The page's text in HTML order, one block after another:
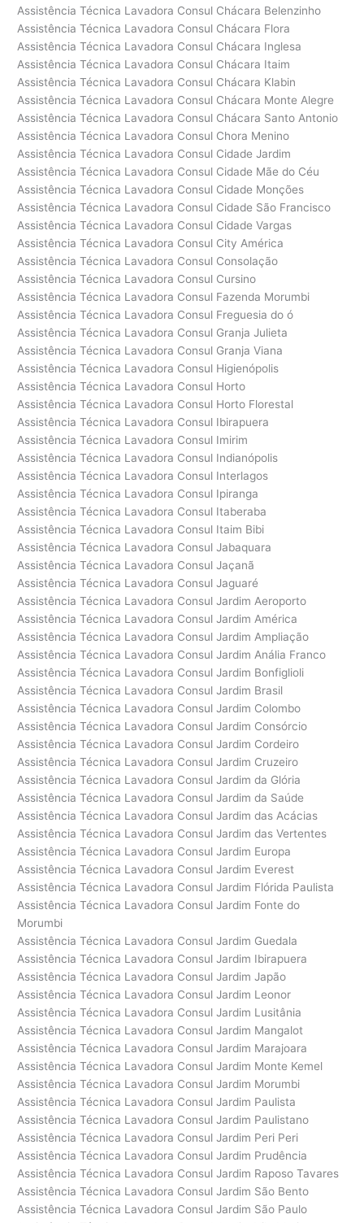
Assistência Técnica Lavadora Consul Chácara Belenzinho
Assistência Técnica Lavadora Consul Chácara Flora
Assistência Técnica Lavadora Consul Chácara Inglesa
Assistência Técnica Lavadora Consul Chácara Itaim
Assistência Técnica Lavadora Consul Chácara Klabin
Assistência Técnica Lavadora Consul Chácara Monte Alegre
Assistência Técnica Lavadora Consul Chácara Santo Antonio
Assistência Técnica Lavadora Consul Chora Menino
Assistência Técnica Lavadora Consul Cidade Jardim
Assistência Técnica Lavadora Consul Cidade Mãe do Céu
Assistência Técnica Lavadora Consul Cidade Monções
Assistência Técnica Lavadora Consul Cidade São Francisco
Assistência Técnica Lavadora Consul Cidade Vargas
Assistência Técnica Lavadora Consul City América
Assistência Técnica Lavadora Consul Consolação
Assistência Técnica Lavadora Consul Cursino
Assistência Técnica Lavadora Consul Fazenda Morumbi
Assistência Técnica Lavadora Consul Freguesia do ó
Assistência Técnica Lavadora Consul Granja Julieta
Assistência Técnica Lavadora Consul Granja Viana
Assistência Técnica Lavadora Consul Higienópolis
Assistência Técnica Lavadora Consul Horto
Assistência Técnica Lavadora Consul Horto Florestal
Assistência Técnica Lavadora Consul Ibirapuera
Assistência Técnica Lavadora Consul Imirim
Assistência Técnica Lavadora Consul Indianópolis
Assistência Técnica Lavadora Consul Interlagos
Assistência Técnica Lavadora Consul Ipiranga
Assistência Técnica Lavadora Consul Itaberaba
Assistência Técnica Lavadora Consul Itaim Bibi
Assistência Técnica Lavadora Consul Jabaquara
Assistência Técnica Lavadora Consul Jaçanã
Assistência Técnica Lavadora Consul Jaguaré
Assistência Técnica Lavadora Consul Jardim Aeroporto
Assistência Técnica Lavadora Consul Jardim América
Assistência Técnica Lavadora Consul Jardim Ampliação
Assistência Técnica Lavadora Consul Jardim Anália Franco
Assistência Técnica Lavadora Consul Jardim Bonfiglioli
Assistência Técnica Lavadora Consul Jardim Brasil
Assistência Técnica Lavadora Consul Jardim Colombo
Assistência Técnica Lavadora Consul Jardim Consórcio
Assistência Técnica Lavadora Consul Jardim Cordeiro
Assistência Técnica Lavadora Consul Jardim Cruzeiro
Assistência Técnica Lavadora Consul Jardim da Glória
Assistência Técnica Lavadora Consul Jardim da Saúde
Assistência Técnica Lavadora Consul Jardim das Acácias
Assistência Técnica Lavadora Consul Jardim das Vertentes
Assistência Técnica Lavadora Consul Jardim Europa
Assistência Técnica Lavadora Consul Jardim Everest
Assistência Técnica Lavadora Consul Jardim Flórida Paulista
Assistência Técnica Lavadora Consul Jardim Fonte do
Morumbi
Assistência Técnica Lavadora Consul Jardim Guedala
Assistência Técnica Lavadora Consul Jardim Ibirapuera
Assistência Técnica Lavadora Consul Jardim Japão
Assistência Técnica Lavadora Consul Jardim Leonor
Assistência Técnica Lavadora Consul Jardim Lusitânia
Assistência Técnica Lavadora Consul Jardim Mangalot
Assistência Técnica Lavadora Consul Jardim Marajoara
Assistência Técnica Lavadora Consul Jardim Monte Kemel
Assistência Técnica Lavadora Consul Jardim Morumbi
Assistência Técnica Lavadora Consul Jardim Paulista
Assistência Técnica Lavadora Consul Jardim Paulistano
Assistência Técnica Lavadora Consul Jardim Peri Peri
Assistência Técnica Lavadora Consul Jardim Prudência
Assistência Técnica Lavadora Consul Jardim Raposo Tavares
Assistência Técnica Lavadora Consul Jardim São Bento
Assistência Técnica Lavadora Consul Jardim São Paulo